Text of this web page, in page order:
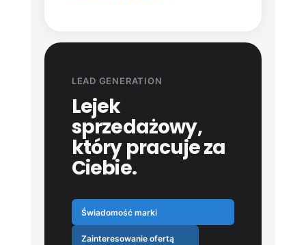
LEAD GENERATION
Lejek
sprzedażowy,
który pracuje za
Ciebie.
Świadomość marki
Zainteresowanie ofertą